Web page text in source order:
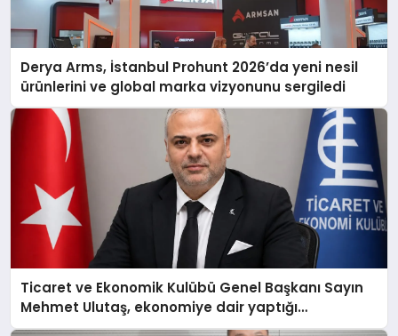
Derya Arms, İstanbul Prohunt 2026’da yeni nesil
ürünlerini ve global marka vizyonunu sergiledi
Ticaret ve Ekonomik Kulübü Genel Başkanı Sayın
Mehmet Ulutaş, ekonomiye dair yaptığı
açıklamada şunları kaydetti: